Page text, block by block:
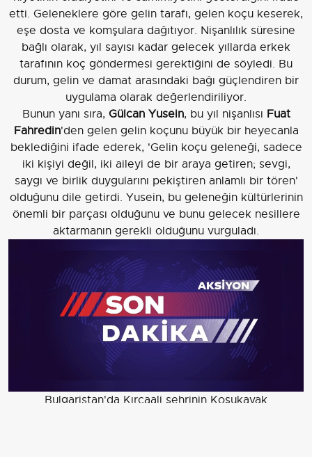
etti. Geleneklere göre gelin tarafı, gelen koçu keserek,
eşe dosta ve komşulara dağıtıyor. Nişanlılık süresine
bağlı olarak, yıl sayısı kadar gelecek yıllarda erkek
tarafının koç göndermesi gerektiğini de söyledi. Bu
durum, gelin ve damat arasındaki bağı güçlendiren bir
uygulama olarak değerlendiriliyor.
Bunun yanı sıra, Gülcan Yusein, bu yıl nişanlısı Fuat
Fahredin'den gelen gelin koçunu büyük bir heyecanla
beklediğini ifade ederek, 'Gelin koçu geleneği, sadece
iki kişiyi değil, iki aileyi de bir araya getiren; sevgi,
saygı ve birlik duygularını pekiştiren anlamlı bir tören'
olduğunu dile getirdi. Yusein, bu geleneğin kültürlerinin
önemli bir parçası olduğunu ve bunu gelecek nesillere
aktarmanın gerekli olduğunu vurguladı.
Bulgaristan'da Kırcaali şehrinin Koşukavak